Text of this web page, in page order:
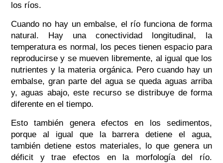
los ríos.
Cuando no hay un embalse, el río funciona de forma
natural. Hay una conectividad longitudinal, la
temperatura es normal, los peces tienen espacio para
reproducirse y se mueven libremente, al igual que los
nutrientes y la materia orgánica. Pero cuando hay un
embalse, gran parte del agua se queda aguas arriba
y, aguas abajo, este recurso se distribuye de forma
diferente en el tiempo.
Esto también genera efectos en los sedimentos,
porque al igual que la barrera detiene el agua,
también detiene estos materiales, lo que genera un
déficit y trae efectos en la morfología del río.